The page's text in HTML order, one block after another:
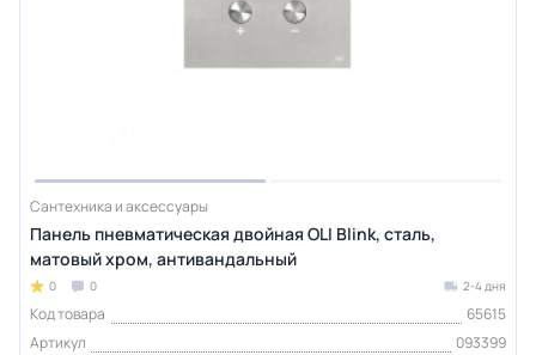
Сантехника и аксессуары
Панель пневматическая двойная OLI Blink, сталь,
матовый хром, антивандальный
0 0 2-4 дня
Код товара
65615
Артикул
093399